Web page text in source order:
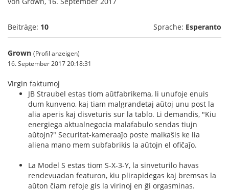
Beiträge: 10 Sprache: Esperanto
Grown (Profil anzeigen)
16. September 2017 20:18:31
Virgin faktumoj
JB Straubel estas tiom aŭtfabrikema, li unufoje enuis
dum kunveno, kaj tiam malgrandetaj aŭtoj unu post la
alia aperis kaj disveturis sur la tablo. Li demandis, "Kiu
energiega aktualnegocia malafabulo sendas tiujn
aŭtojn?" Securitat-kameraaĵo poste malkaŝis ke lia
aliena mano mem subfabrikis la aŭtojn el ofiĉaĵo.
La Model S estas tiom S-X-3-Y, la sinveturilo havas
rendevuadan featuron, kiu plirapidegas kaj bremsas la
aŭton ĉiam refoje gis la virinoj en ĝi orgasminas.